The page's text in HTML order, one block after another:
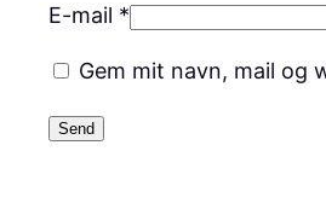
E-mail *
Gem mit navn, mail og